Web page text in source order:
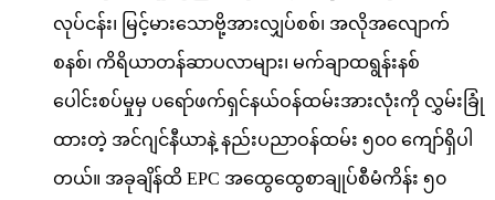
လုပ်ငန်း၊ မြင့်မားသောဗို့အားလျှပ်စစ်၊ အလိုအလျောက်
စနစ်၊ ကိရိယာတန်ဆာပလာများ၊ မက်ချာထရွန်းနစ်
ပေါင်းစပ်မှုမှ ပရော်ဖက်ရှင်နယ်ဝန်ထမ်းအားလုံးကို လွှမ်းခြုံ
ထားတဲ့ အင်ဂျင်နီယာနဲ့ နည်းပညာဝန်ထမ်း ၅၀၀ ကျော်ရှိပါ
တယ်။ အခုချိန်ထိ EPC အထွေထွေစာချုပ်စီမံကိန်း ၅၀